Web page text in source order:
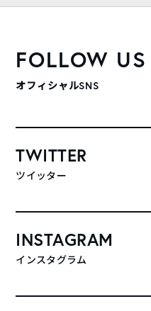
FOLLOW US
オフィシャルSNS
TWITTER
ツイッター
INSTAGRAM
インスタグラム